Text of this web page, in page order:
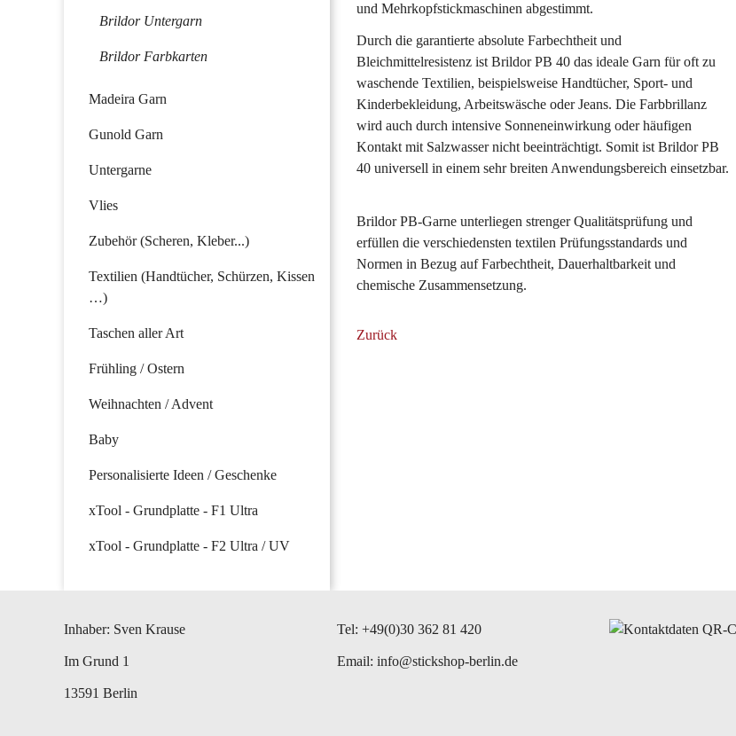
und Mehrkopfstickmaschinen abgestimmt.
Durch die garantierte absolute Farbechtheit und
Bleichmittelresistenz ist Brildor PB 40 das ideale Garn für oft zu
waschende Textilien, beispielsweise Handtücher, Sport- und
Kinderbekleidung, Arbeitswäsche oder Jeans. Die Farbbrillanz
wird auch durch intensive Sonneneinwirkung oder häufigen
Kontakt mit Salzwasser nicht beeinträchtigt. Somit ist Brildor PB
40 universell in einem sehr breiten Anwendungsbereich einsetzbar.
Brildor PB-Garne unterliegen strenger Qualitätsprüfung und
erfüllen die verschiedensten textilen Prüfungsstandards und
Normen in Bezug auf Farbechtheit, Dauerhaltbarkeit und
chemische Zusammensetzung.
Zurück
Brildor Untergarn
Brildor Farbkarten
Madeira Garn
Gunold Garn
Untergarne
Vlies
Zubehör (Scheren, Kleber...)
Textilien (Handtücher, Schürzen, Kissen
…)
Taschen aller Art
Frühling / Ostern
Weihnachten / Advent
Baby
Personalisierte Ideen / Geschenke
xTool - Grundplatte - F1 Ultra
xTool - Grundplatte - F2 Ultra / UV
Inhaber: Sven Krause
Im Grund 1
13591 Berlin
Tel: +49(0)30 362 81 420
Email: info@stickshop-berlin.de